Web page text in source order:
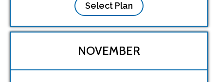
Select Plan
NOVEMBER